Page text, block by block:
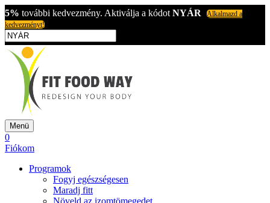
5% további kedvezmény. Aktiválja a kódot NYÁR
Alkalmazd a
kedvezményt!
Menü
0
Fiókom
Programok
Fogyj egészségesen
Maradj fitt
Növeld az izomtömegedet